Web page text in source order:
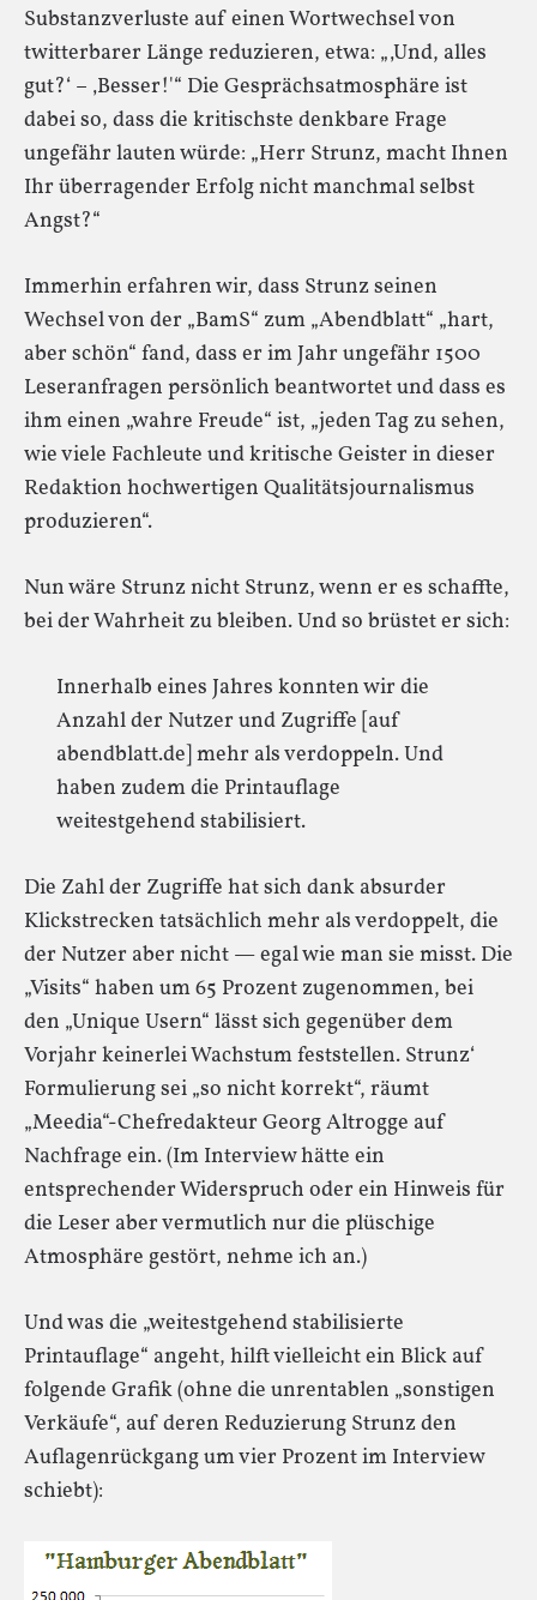
Substanzverluste auf einen Wortwechsel von
twitterbarer Länge reduzieren, etwa: „‚Und, alles
gut?‘ – ‚Besser!'“ Die Gesprächsatmosphäre ist
dabei so, dass die kritischste denkbare Frage
ungefähr lauten würde: „Herr Strunz, macht Ihnen
Ihr überragender Erfolg nicht manchmal selbst
Angst?“
Immerhin erfahren wir, dass Strunz seinen
Wechsel von der „BamS“ zum „Abendblatt“ „hart,
aber schön“ fand, dass er im Jahr ungefähr 1500
Leseranfragen persönlich beantwortet und dass es
ihm einen „wahre Freude“ ist, „jeden Tag zu sehen,
wie viele Fachleute und kritische Geister in dieser
Redaktion hochwertigen Qualitätsjournalismus
produzieren“.
Nun wäre Strunz nicht Strunz, wenn er es schaffte,
bei der Wahrheit zu bleiben. Und so brüstet er sich:
Innerhalb eines Jahres konnten wir die
Anzahl der Nutzer und Zugriffe [auf
abendblatt.de] mehr als verdoppeln. Und
haben zudem die Printauflage
weitestgehend stabilisiert.
Die Zahl der Zugriffe hat sich dank absurder
Klickstrecken tatsächlich mehr als verdoppelt, die
der Nutzer aber nicht — egal wie man sie misst. Die
„Visits“ haben um 65 Prozent zugenommen, bei
den „Unique Usern“ lässt sich gegenüber dem
Vorjahr keinerlei Wachstum feststellen. Strunz‘
Formulierung sei „so nicht korrekt“, räumt
„Meedia“-Chefredakteur Georg Altrogge auf
Nachfrage ein. (Im Interview hätte ein
entsprechender Widerspruch oder ein Hinweis für
die Leser aber vermutlich nur die plüschige
Atmosphäre gestört, nehme ich an.)
Und was die „weitestgehend stabilisierte
Printauflage“ angeht, hilft vielleicht ein Blick auf
folgende Grafik (ohne die unrentablen „sonstigen
Verkäufe“, auf deren Reduzierung Strunz den
Auflagenrückgang um vier Prozent im Interview
schiebt):